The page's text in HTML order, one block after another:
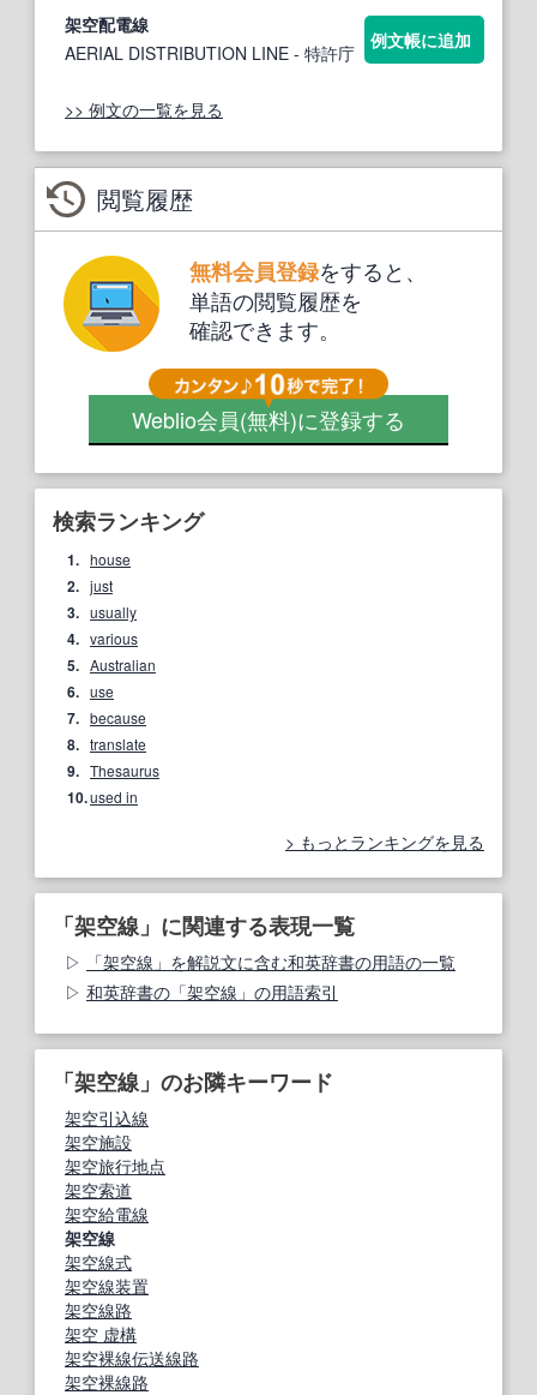
架空配電線
AERIAL DISTRIBUTION LINE - 特許庁
例文帳に追加
>> 例文の一覧を見る
閲覧履歴
無料会員登録をすると、
単語の閲覧履歴を
確認できます。
Weblio会員(無料)に登録する
検索ランキング
1. house
2. just
3. usually
4. various
5. Australian
6. use
7. because
8. translate
9. Thesaurus
10.used in
もっとランキングを見る
「架空線」に関連する表現一覧
「架空線」を解説文に含む和英辞書の用語の一覧
和英辞書の「架空線」の用語索引
「架空線」のお隣キーワード
架空引込線
架空施設
架空旅行地点
架空索道
架空給電線
架空線
架空線式
架空線装置
架空線路
架空 虚構
架空裸線伝送線路
架空裸線路